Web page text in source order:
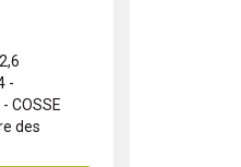
-
COSSE
des